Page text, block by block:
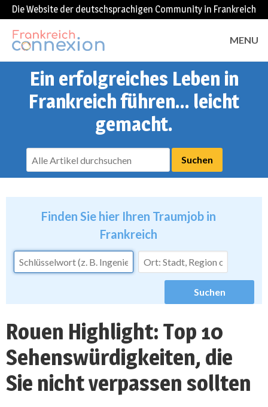
Die Website der deutschsprachigen Community in Frankreich
MENU
Ein erfolgreiches Leben in
Frankreich führen... leicht
gemacht.
Finden Sie hier Ihren Traumjob in
Frankreich
Rouen Highlight: Top 10
Sehenswürdigkeiten, die
Sie nicht verpassen sollten